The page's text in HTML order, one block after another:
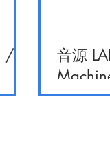
/
音源